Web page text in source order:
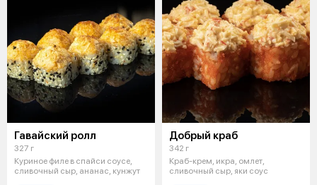
Гавайский ролл
327 г
Куриное филе в спайси соусе,
сливочный сыр, ананас, кунжут
Добрый краб
342 г
Краб-крем, икра, омлет,
сливочный сыр, яки соус